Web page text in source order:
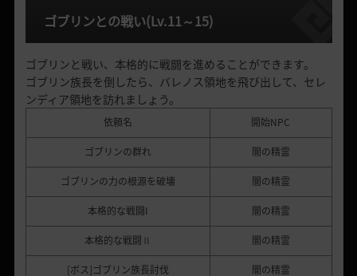
ゴブリンとの戦い(Lv.11～15)
ゴブリンと戦い、本格的に戦闘を進めることができます。
ゴブリン族長を倒したら、バレノス領地を飛び出して、セレ
ンディア領地を訪れましょう。
依頼名 開始NPC
ゴブリンの群れ 闇の精霊
ゴブリンの力の根源を破壊 闇の精霊
本格的な戦闘I 闇の精霊
本格的な戦闘Ⅱ 闇の精霊
[ボス]ゴブリン族長討伐 闇の精霊